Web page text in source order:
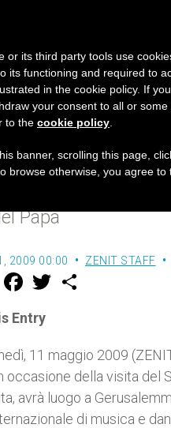
per la
Papa
2009 00:00 ZENIT STAFF
M
e
F
a
e
b
o
w
r
Entry
11 maggio 2009
occasione della visita del
avrà luogo a
di musica e
or its third party tools use
its functioning and required to
in the cookie policy. If
your consent to all or some
to the cookie policy
banner, scrolling this page,
browse otherwise, you agree to